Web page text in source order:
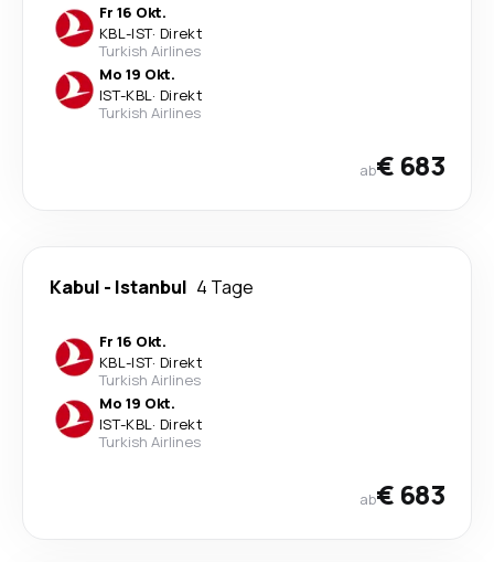
Fr 16 Okt.
KBL-IST· Direkt
Turkish Airlines
Mo 19 Okt.
IST-KBL· Direkt
Turkish Airlines
ab€ 683
Kabul - Istanbul 4 Tage
Fr 16 Okt.
KBL-IST· Direkt
Turkish Airlines
Mo 19 Okt.
IST-KBL· Direkt
Turkish Airlines
ab€ 683